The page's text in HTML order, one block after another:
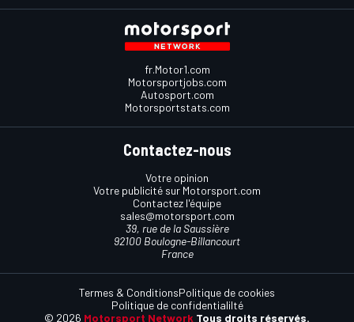
fr.Motor1.com
Motorsportjobs.com
Autosport.com
Motorsportstats.com
Contactez-nous
Votre opinion
Votre publicité sur Motorsport.com
Contactez l'équipe
sales@motorsport.com
39, rue de la Saussière
92100 Boulogne-Billancourt
France
© 2026 Motorsport Network Tous droits réservés.
Termes & ConditionsPolitique de cookies
Politique de confidentialilté